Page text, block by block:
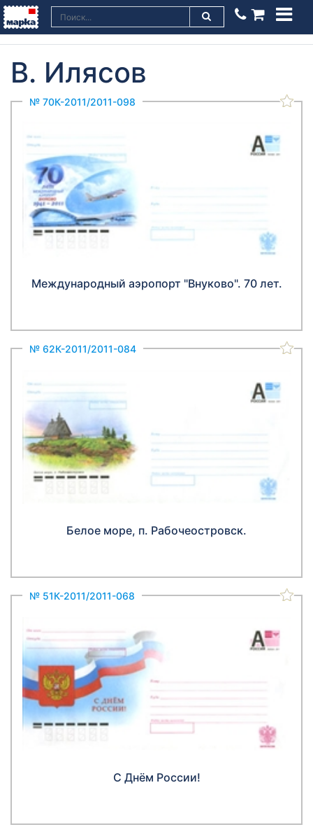
В. Илясов
№ 70К-2011/2011-098
Международный аэропорт "Внуково". 70 лет.
№ 62К-2011/2011-084
Белое море, п. Рабочеостровск.
№ 51К-2011/2011-068
С Днём России!